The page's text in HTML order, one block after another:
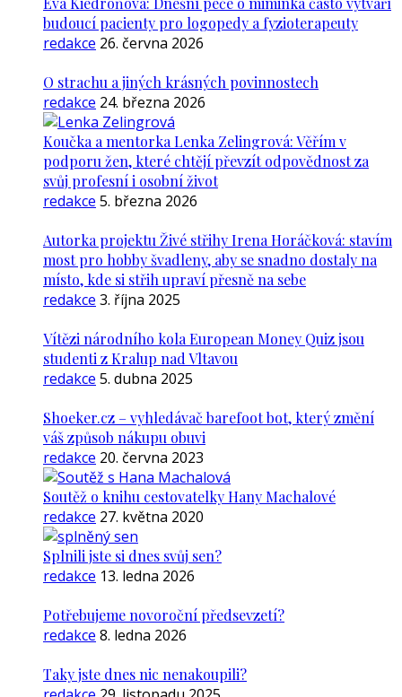
budoucí pacienty pro logopedy a fyzioterapeuty
redakce 26. června 2026
O strachu a jiných krásných povinnostech
redakce 24. března 2026
Koučka a mentorka Lenka Zelingrová: Věřím v
podporu žen, které chtějí převzít odpovědnost za
svůj profesní i osobní život
redakce 5. března 2026
Autorka projektu Živé střihy Irena Horáčková: stavím
most pro hobby švadleny, aby se snadno dostaly na
místo, kde si střih upraví přesně na sebe
redakce 3. října 2025
Vítězi národního kola European Money Quiz jsou
studenti z Kralup nad Vltavou
redakce 5. dubna 2025
Shoeker.cz – vyhledávač barefoot bot, který změní
váš způsob nákupu obuvi
redakce 20. června 2023
Soutěž o knihu cestovatelky Hany Machalové
redakce 27. května 2020
Splnili jste si dnes svůj sen?
redakce 13. ledna 2026
Potřebujeme novoroční předsevzetí?
redakce 8. ledna 2026
Taky jste dnes nic nenakoupili?